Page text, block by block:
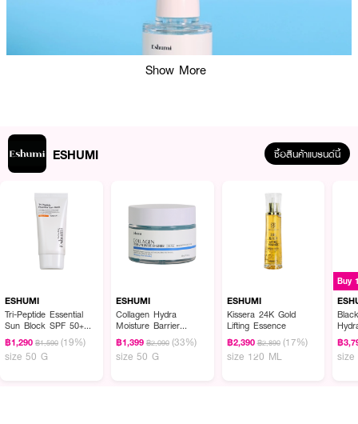
ผลลัพธ์ที่ได้ :
ESHUMI Collagen Hydra Moisture Barrier Ampoule Essence
เนื้อบางเบา
ขนาดเล็ก ซึบซาบพร้อมฟื้นฟูผิว ช่วยลดเลือนริ้วรอยและยกกระชับผิวอย่างเร่ง
ด่วน
· Hydrolyzed Collagen คอลลาเจนอนุภาคขนาดเล็ก ซึบซาบพร้อมฟื้นฟูผิว
ดูแลปัญหาริ้วรอยและยกกระชับผิวอย่างเร่งด่วน
Show More
ESHUMI ซื้อสินค้าแบรนด์นี้
ESHUMI
Tri-Peptide Essential
Sun Block SPF 50+
PA++++
฿1,290 ฿1,590 (19%)
size 50 G
ESHUMI
Collagen Hydra
Moisture Barrier
Cream
฿1,399 ฿2,090 (33%)
size 50 G
ESHUMI
Kissera 24K Gold
Lifting Essence
฿2,390 ฿2,890 (17%)
size 120 ML
Buy
฿
size